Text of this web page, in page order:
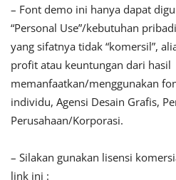
– Font demo ini hanya dapat
“Personal Use”/kebutuhan
yang sifatnya tidak “komersil”,
profit atau keuntungan dari hasil
memanfaatkan/menggunakan
individu, Agensi Desain Grafis,
Perusahaan/Korporasi.
– Silakan gunakan lisensi
link ini :